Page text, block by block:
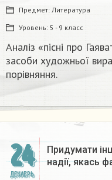
Предмет: Литература
Уровень: 5 - 9 класс
Аналіз «пісні про
засоби художньої
порівняння.​
24
ДЕКАБРЬ
Придумати
надії, якась